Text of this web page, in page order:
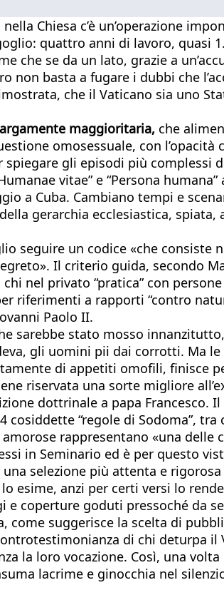
Chiesa c’è un’operazione
quattro anni di lavoro, quasi
che se da un lato, grazie a
non basta a fugare i dubbi che
che il Vaticano sia uno
maggioritaria, che
omosessuale, con
gli episodi più complessi
vitae” e “Persona
a Cuba. Cambiano tempi e
gerarchia ecclesiastica,
seguire un codice «che
Il criterio guida, secondo
nel privato “pratica” con
riferimenti a rapporti “contro
Paolo II.
sarebbe stato mosso
gli uomini pii dai corrotti. Ma
di appetiti omofili, finisce
riservata una sorte migliore
dottrinale a papa Francesco.
“regole di Sodoma”,
rappresentano «una delle
in Seminario ed è per questo
selezione più attenta e
esime, anzi per certi versi lo
coperture goduti pressoché da
come suggerisce la scelta di
di chi deturpa
la loro vocazione. Così, una
lacrime e ginocchia nel